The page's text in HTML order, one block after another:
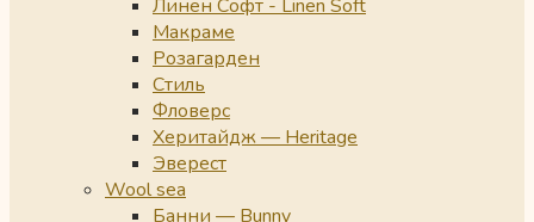
Линен Софт - Linen Soft
Макраме
Розагарден
Стиль
Фловерс
Херитайдж — Heritage
Эверест
Wool sea
Банни — Bunny